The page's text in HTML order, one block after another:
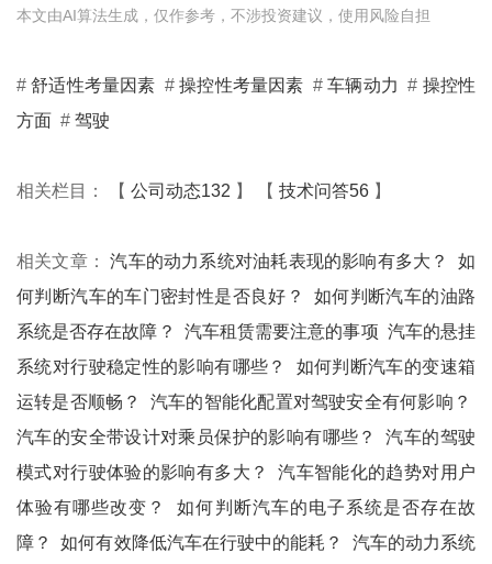
本文由AI算法生成，仅作参考，不涉投资建议，使用风险自担
#舒适性考量因素 #操控性考量因素 #车辆动力 # 操控性
方面 # 驾驶
相关栏目： 【 公司动态132 】 【 技术问答56 】
相关文章：汽车的动力系统对油耗表现的影响有多大？
如
何判断汽车的车门密封性是否良好？
如何判断汽车的油路
系统是否存在故障？
汽车租赁需要注意的事项 汽车的悬挂
系统对行驶稳定性的影响有哪些？
如何判断汽车的变速箱
运转是否顺畅？
汽车的智能化配置对驾驶安全有何影响？
汽车的安全带设计对乘员保护的影响有哪些？
汽车的驾驶
模式对行驶体验的影响有多大？
汽车智能化的趋势对用户
体验有哪些改变？
如何判断汽车的电子系统是否存在故
障？
如何有效降低汽车在行驶中的能耗？ 汽车的动力系统